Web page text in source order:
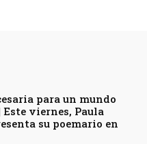
para un mundo
viernes, Paula
su poemario en